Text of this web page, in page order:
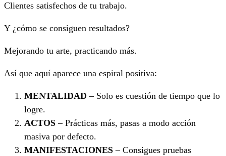
Clientes satisfechos de tu trabajo.
Y ¿cómo se consiguen resultados?
Mejorando tu arte, practicando más.
Así que aquí aparece una espiral positiva:
MENTALIDAD – Solo es cuestión de tiempo que lo
logre.
ACTOS – Prácticas más, pasas a modo acción
masiva por defecto.
MANIFESTACIONES – Consigues pruebas